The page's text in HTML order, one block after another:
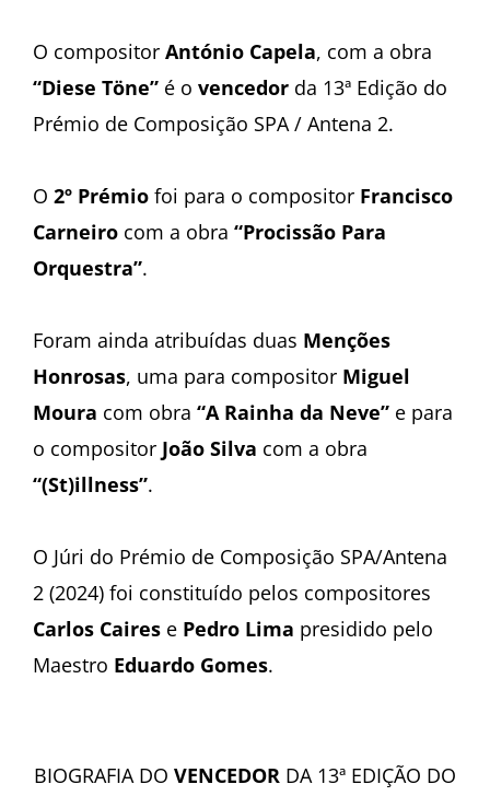
O compositor António Capela, com a obra
“Diese Töne” é o vencedor da 13ª Edição do
Prémio de Composição SPA / Antena 2.
O 2º Prémio foi para o compositor Francisco
Carneiro com a obra “Procissão Para
Orquestra”.
Foram ainda atribuídas duas Menções
Honrosas, uma para compositor Miguel
Moura com obra “A Rainha da Neve” e para
o compositor João Silva com a obra
“(St)illness”.
O Júri do Prémio de Composição SPA/Antena
2 (2024) foi constituído pelos compositores
Carlos Caires e Pedro Lima presidido pelo
Maestro Eduardo Gomes.
BIOGRAFIA DO VENCEDOR DA 13ª EDIÇÃO DO